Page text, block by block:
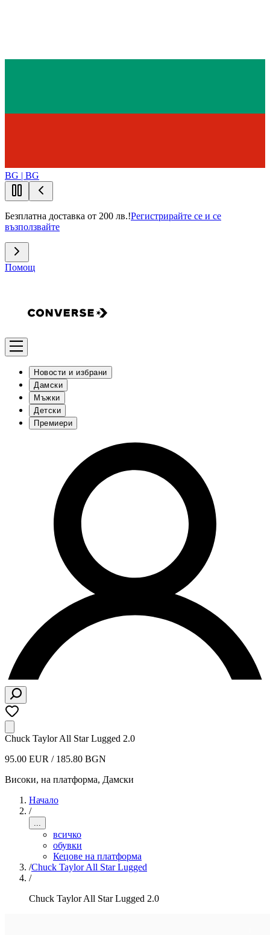
BG | BG
Безплатна доставка от 200 лв.!Регистрирайте се и се
възползвайте
Помощ
Новости и избрани
Дамски
Мъжки
Детски
Премиери
Chuck Taylor All Star Lugged 2.0
95.00 EUR / 185.80 BGN
Високи, на платформа, Дамски
Начало
/
...
всичко
обувки
Кецове на платформа
/Chuck Taylor All Star Lugged
/
Chuck Taylor All Star Lugged 2.0